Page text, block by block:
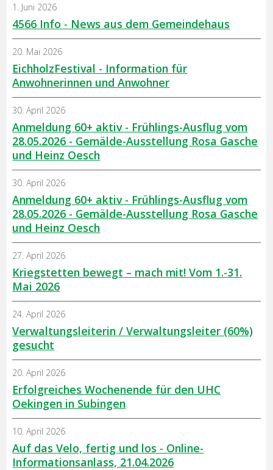
4566 Info - News aus dem Gemeindehaus
1. Juni 2026
EichholzFestival - Information für
Anwohnerinnen und Anwohner
20. Mai 2026
Anmeldung 60+ aktiv - Frühlings-Ausflug vom
28.05.2026 - Gemälde-Ausstellung Rosa Gasche
und Heinz Oesch
30. April 2026
Anmeldung 60+ aktiv - Frühlings-Ausflug vom
28.05.2026 - Gemälde-Ausstellung Rosa Gasche
und Heinz Oesch
30. April 2026
Kriegstetten bewegt – mach mit! Vom 1.-31.
Mai 2026
27. April 2026
Verwaltungsleiterin / Verwaltungsleiter (60%)
gesucht
24. April 2026
Erfolgreiches Wochenende für den UHC
Oekingen in Subingen
20. April 2026
Auf das Velo, fertig und los - Online-
Informationsanlass, 21.04.2026
10. April 2026